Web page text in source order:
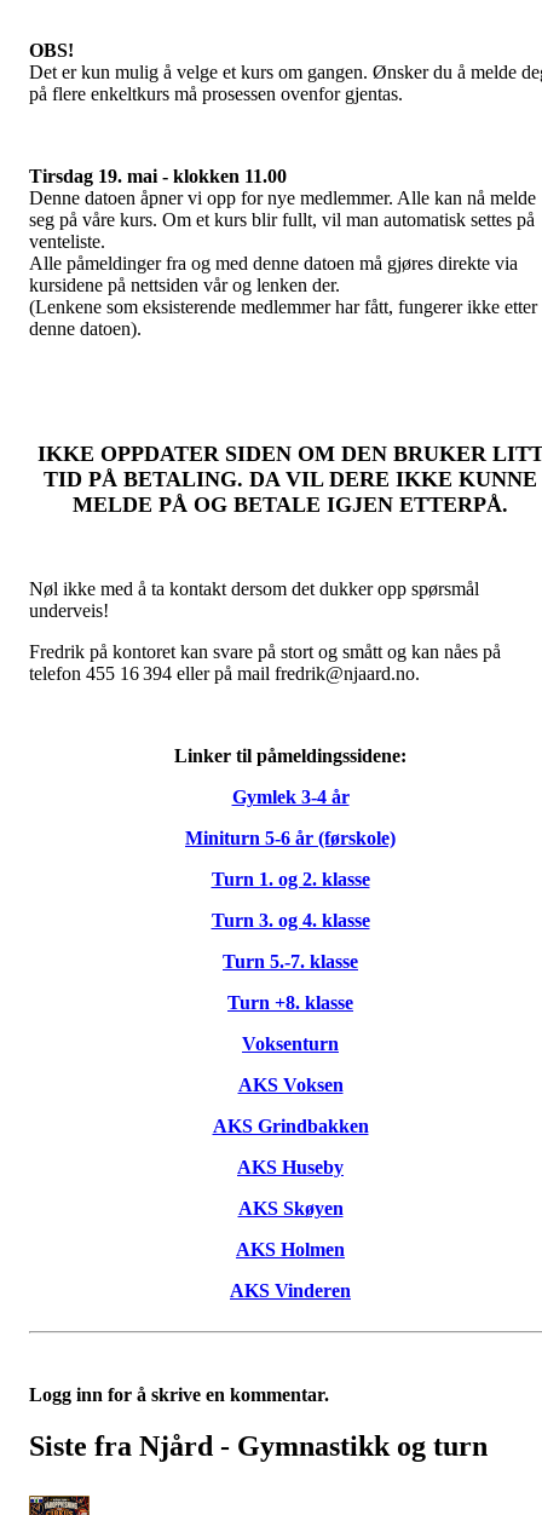
OBS!
Det er kun mulig å velge et kurs om gangen. Ønsker du å melde
på flere enkeltkurs må prosessen ovenfor gjentas.
Tirsdag 19. mai - klokken 11.00
Denne datoen åpner vi opp for nye medlemmer. Alle kan nå melde
seg på våre kurs. Om et kurs blir fullt, vil man automatisk settes på
venteliste.
Alle påmeldinger fra og med denne datoen må gjøres direkte via
kursidene på nettsiden vår og lenken der.
(Lenkene som eksisterende medlemmer har fått, fungerer ikke etter
denne datoen).
IKKE OPPDATER SIDEN OM DEN BRUKER
TID PÅ BETALING. DA VIL DERE IKKE KUNNE
MELDE PÅ OG BETALE IGJEN ETTERPÅ.
Nøl ikke med å ta kontakt dersom det dukker opp spørsmål
underveis!
Fredrik på kontoret kan svare på stort og smått og kan nåes på
telefon 455 16 394 eller på mail fredrik@njaard.no.
Linker til påmeldingssidene:
Gymlek 3-4 år
Miniturn 5-6 år (førskole)
Turn 1. og 2. klasse
Turn 3. og 4. klasse
Turn 5.-7. klasse
Turn +8. klasse
Voksenturn
AKS Voksen
AKS Grindbakken
AKS Huseby
AKS Skøyen
AKS Holmen
AKS Vinderen
Logg inn for å skrive en kommentar.
Siste fra Njård - Gymnastikk og turn